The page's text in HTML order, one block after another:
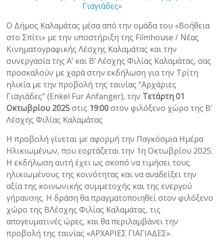
Ο Δήμος Καλαμάτας μέσα από την ομάδα του «Βοήθεια
στο Σπίτι» με την υποστήριξη της Filmhouse / Νέας
Κινηματογραφικής Λέσχης Καλαμάτας και την
συνεργασία της Α’ και Β’ Λέσχης Φιλίας Καλαμάτας, σας
προσκαλούν με χαρά στην εκδήλωση για την Τρίτη
ηλικία με την προβολή της ταινίας “Αρχάριες
Γιαγιάδες” (Enkel Fur Anfanger), την Τετάρτη 01
Οκτωβρίου 2025στις 19:00στον φιλόξενο χώρο της Β’
Λέσχης Φιλίας Καλαμάτας
Η προβολή γίνεται με αφορμή την Παγκόσμια Ημέρα
Ηλικιωμένων, που εορτάζεται την 1η Οκτωβρίου 2025.
Η εκδήλωση αυτή έχει ως σκοπό να τιμήσει τους
ηλικιωμένους της κοινότητας και να αναδείξει την
αξία της κοινωνικής συμμετοχής και της ενεργού
γήρανσης. Η δράση θα πραγματοποιηθεί στον φιλόξενο
χώρο της Β΄Λέσχης Φιλίας Καλαμάτας, τις
απογευματινές ώρες, και θα περιλαμβάνει την
προβολή της ταινίας «ΑΡΧΑΡΙΕΣ ΓΙΑΓΙΑΔΕΣ».